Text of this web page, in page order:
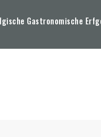
Gastronomische